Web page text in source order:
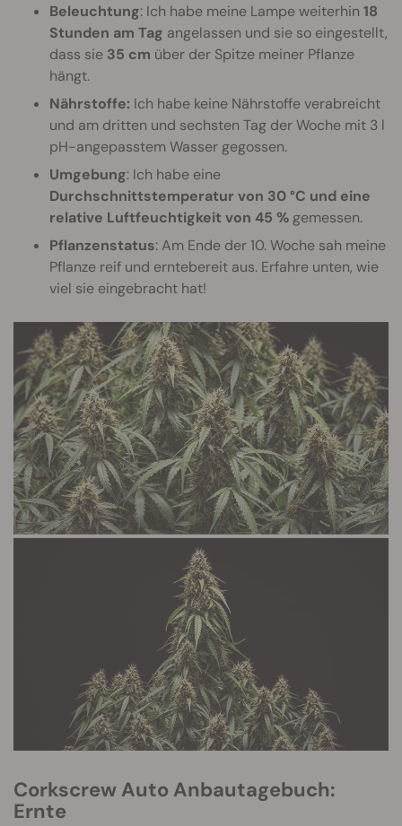
Beleuchtung: Ich habe meine Lampe weiterhin 18
Stunden am Tag angelassen und sie so eingestellt,
dass sie 35 cm über der Spitze meiner Pflanze
hängt.
Nährstoffe: Ich habe keine Nährstoffe verabreicht
und am dritten und sechsten Tag der Woche mit 3 l
pH-angepasstem Wasser gegossen.
Umgebung: Ich habe eine
Durchschnittstemperatur von 30 °C und eine
relative Luftfeuchtigkeit von 45 % gemessen.
Pflanzenstatus: Am Ende der 10. Woche sah meine
Pflanze reif und erntebereit aus. Erfahre unten, wie
viel sie eingebracht hat!
Corkscrew Auto Anbautagebuch:
Ernte